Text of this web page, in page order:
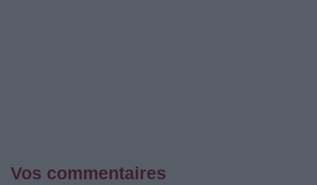
Vos commentaires